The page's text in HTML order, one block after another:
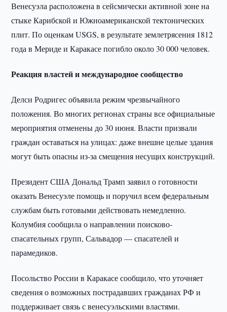
Венесуэла расположена в сейсмически активной зоне на
стыке Карибской и Южноамериканской тектонических
плит. По оценкам USGS, в результате землетрясения 1812
года в Мериде и Каракасе погибло около 30 000 человек.
Реакция властей и международное сообщество
Делси Родригес объявила режим чрезвычайного
положения. Во многих регионах страны все официальные
мероприятия отменены до 30 июня. Власти призвали
граждан оставаться на улицах: даже внешне целые здания
могут быть опасны из-за смещения несущих конструкций.
Президент США Дональд Трамп заявил о готовности
оказать Венесуэле помощь и поручил всем федеральным
службам быть готовыми действовать немедленно.
Колумбия сообщила о направлении поисково-
спасательных групп, Сальвадор — спасателей и
парамедиков.
Посольство России в Каракасе сообщило, что уточняет
сведения о возможных пострадавших гражданах РФ и
поддерживает связь с венесуэльскими властями.